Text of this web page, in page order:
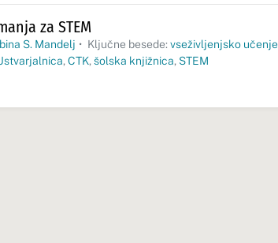
za STEM
S. Mandelj • Ključne besede: vseživljenjsko učenje
, CTK, šolska knjižnica, STEM